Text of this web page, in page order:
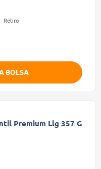
Retiro
BOLSA
Premium Llg 357 G